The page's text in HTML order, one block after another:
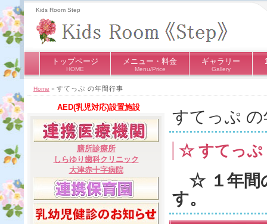
Kids Room Step
トップページ
HOME
メニュー・料金
Menu/Price
ギャラリー
Gallery
Home » すてっぷ の年間行事
すてっぷ の
☆ すてっぷ
☆ １年間
す。
AED(乳児対応)設置施設
膳所診療所
しらゆり歯科クリニック
大津赤十字病院